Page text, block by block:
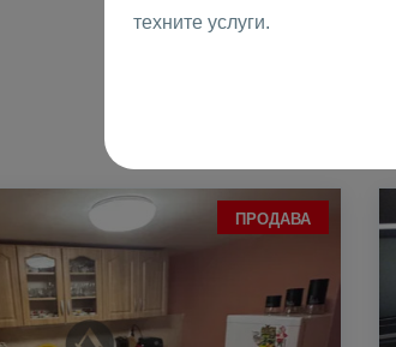
ПРОДАВА
техните услуги.